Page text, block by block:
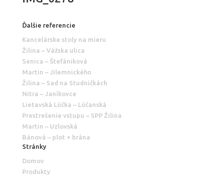
Ďalšie referencie
Kancelárske stoly na mieru
Žilina – Vážska ulica
Senica – Štefániková
Martin – Jilemnického
Žilina – Sad na Studničkách
Nitra – Janíkovce
Lietavská Lúčka – Lúčanská
Prestrešenie vstupu – SPP Žilina
Martin – Uzlovská
Bánová – plot + brána
Stránky
Domov
Produkty